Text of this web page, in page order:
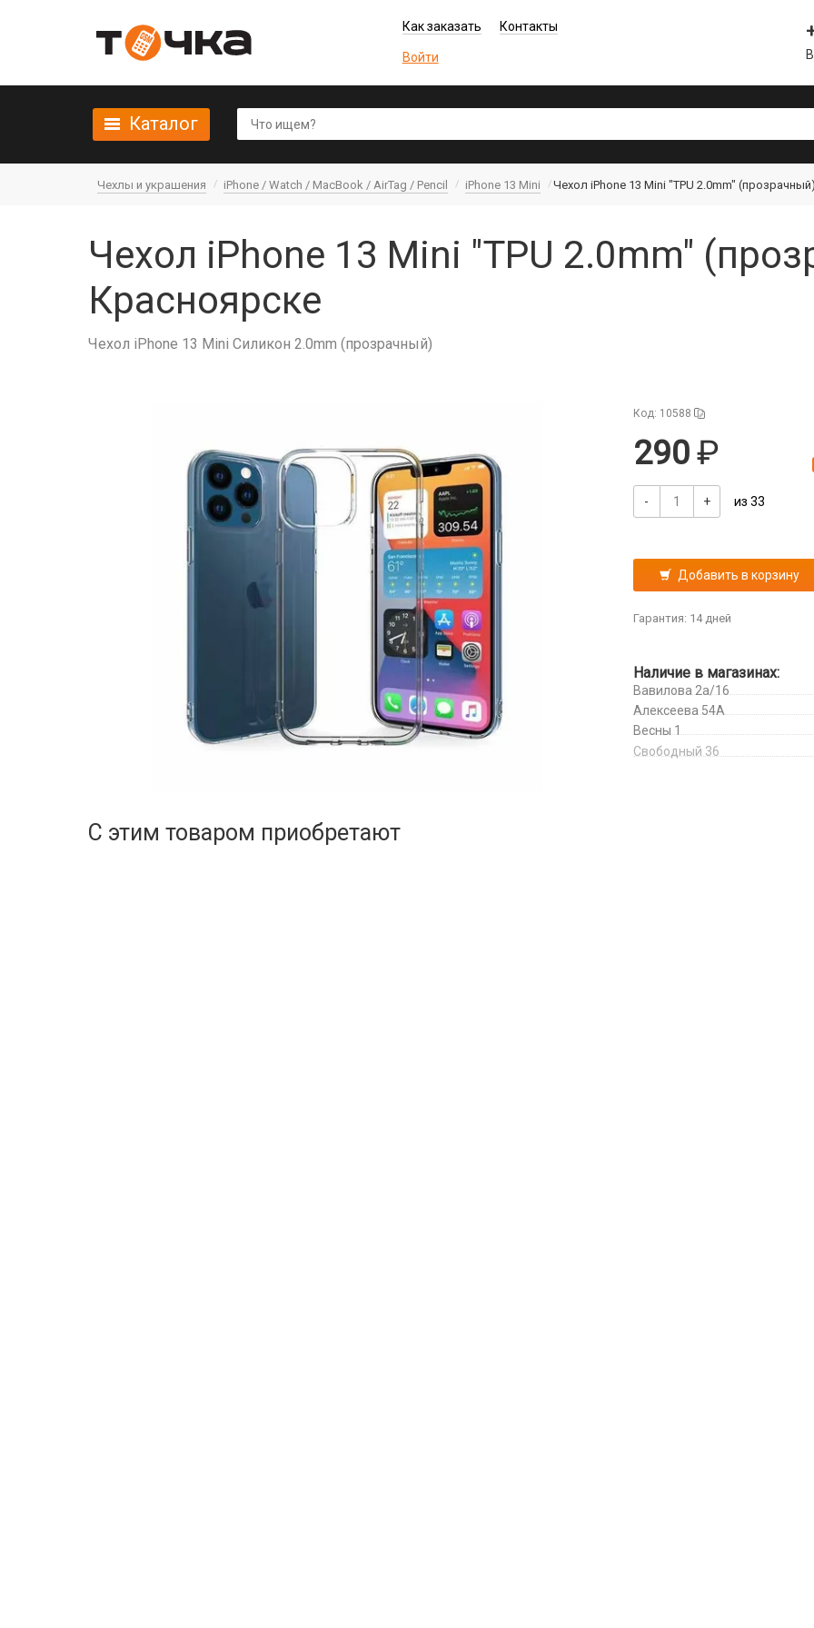
Как заказать Контакты
Войти
Каталог
Чехлы и украшения iPhone / Watch / MacBook / AirTag / Pencil iPhone 13 Mini Чехол iPhone 13 Mini "TPU 2.0mm" (прозрачный)
Чехол iPhone 13 Mini "TPU 2.0mm"
Красноярске
Чехол iPhone 13 Mini Силикон 2.0mm (прозрачный)
Код: 10588
290
- + из 33
Добавить в корзину
Гарантия: 14 дней
Наличие в магазинах:
Вавилова 2а/16
Алексеева 54А
Весны 1
Свободный 36
С этим товаром приобретают